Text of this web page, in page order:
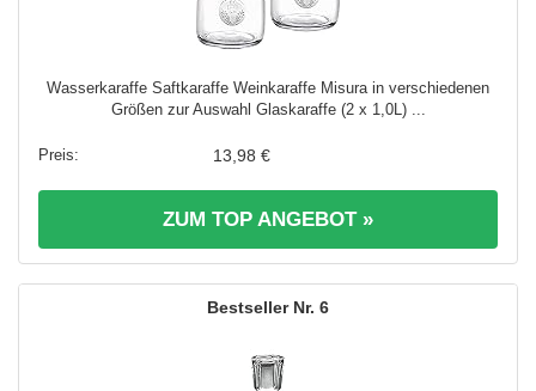
Wasserkaraffe Saftkaraffe Weinkaraffe Misura in verschiedenen
Größen zur Auswahl Glaskaraffe (2 x 1,0L) ...
13,98 €
ZUM TOP ANGEBOT »
6